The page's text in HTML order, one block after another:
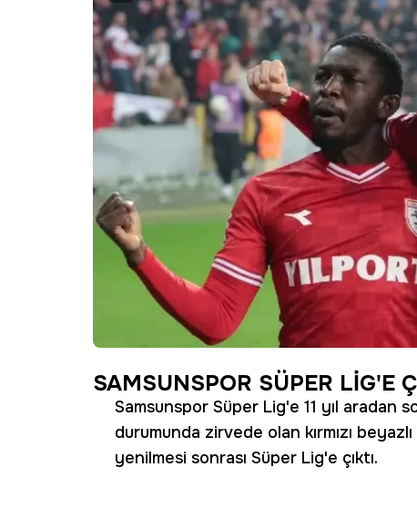
SAMSUNSPOR SÜPER LİG'E
Samsunspor Süper Lig'e 11 yıl aradan
durumunda zirvede olan kırmızı
yenilmesi sonrası Süper Lig'e çıktı.